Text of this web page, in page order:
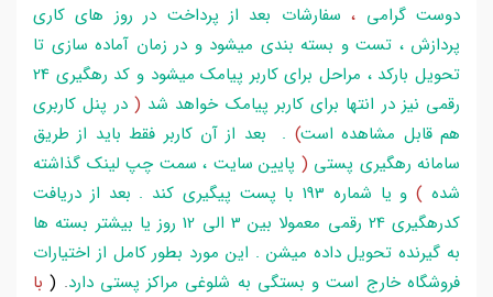
دوست گرامی ،سفارشات بعد از پرداخت در روز های کاری
پردازش ، تست و بسته بندی میشود و در زمان آماده سازی تا
تحویل بارکد ، مراحل برای کاربر پیامک میشود و کد رهگیری 24
رقمی نیز در انتها برای کاربر پیامک خواهد شد ( در پنل کاربری
هم قابل مشاهده است) . بعد از آن کاربر فقط باید از طریق
سامانه رهگیری پستی ( پایین سایت ، سمت چپ لینک گذاشته
شده )
و یا شماره 193 با پست پیگیری کند . بعد از دریافت
کدرهگیری 24 رقمی معمولا بین 3 الی 12 روز یا بیشتر بسته ها
به گیرنده تحویل داده میشن . این مورد بطور کامل از اختیارات
فروشگاه خارج است و بستگی به شلوغی مراکز پستی دارد.
(با